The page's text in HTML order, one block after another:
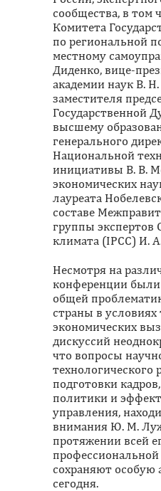
сообщества, в том
Комитета
по региональной
местному
Диденко, вице-
академии наук В.
заместителя
Государственной
высшему
генерального
Национальной
инициативы В. В.
экономических
лауреата
составе
группы
климата (IPCC) И.
Несмотря на
конференции
общей
страны в условиях
экономических
дискуссий
что вопросы
технологического
подготовки
политики и
управления,
внимания Ю. М.
протяжении всей
сохраняют особую
сегодня.